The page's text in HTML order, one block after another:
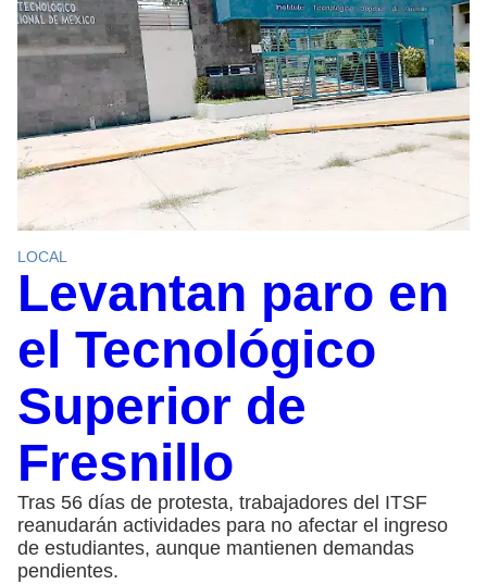
LOCAL
Levantan paro en
el Tecnológico
Superior de
Fresnillo
Tras 56 días de protesta, trabajadores del ITSF
reanudarán actividades para no afectar el ingreso
de estudiantes, aunque mantienen demandas
pendientes.